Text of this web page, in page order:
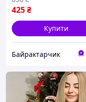
425₴
Купити
Байрактарчик